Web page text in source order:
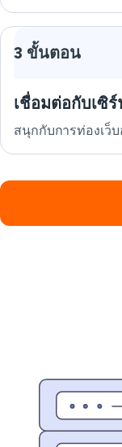
3 ขั้นตอน
เชื่อมต่อกับเซิร์
สนุกกับการท่องเว็